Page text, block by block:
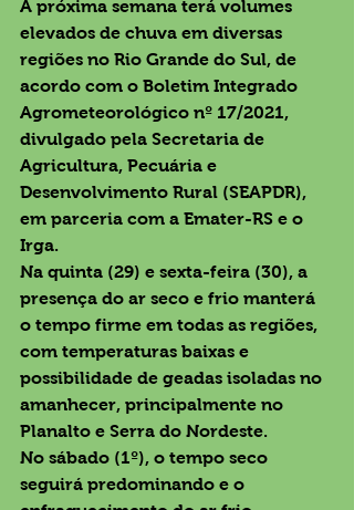
A próxima semana terá volumes
elevados de chuva em diversas
regiões no Rio Grande do Sul, de
acordo com o Boletim Integrado
Agrometeorológico nº 17/2021,
divulgado pela Secretaria de
Agricultura, Pecuária e
Desenvolvimento Rural (SEAPDR),
em parceria com a Emater-RS e o
Irga.
Na quinta (29) e sexta-feira (30), a
presença do ar seco e frio manterá
o tempo firme em todas as regiões,
com temperaturas baixas e
possibilidade de geadas isoladas no
amanhecer, principalmente no
Planalto e Serra do Nordeste.
No sábado (1º), o tempo seco
seguirá predominando e o